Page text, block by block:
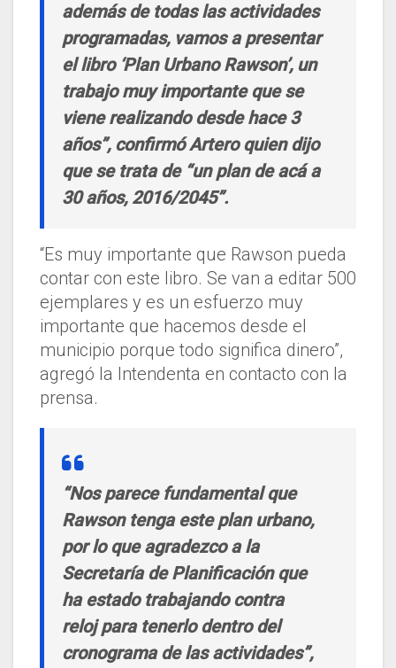
además de todas las actividades
programadas, vamos a presentar
el libro ‘Plan Urbano Rawson’, un
trabajo muy importante que se
viene realizando desde hace 3
años”, confirmó Artero quien dijo
que se trata de “un plan de acá a
30 años, 2016/2045”.
“Es muy importante que Rawson pueda
contar con este libro. Se van a editar 500
ejemplares y es un esfuerzo muy
importante que hacemos desde el
municipio porque todo significa dinero”,
agregó la Intendenta en contacto con la
prensa.
“Nos parece fundamental que
Rawson tenga este plan urbano,
por lo que agradezco a la
Secretaría de Planificación que
ha estado trabajando contra
reloj para tenerlo dentro del
cronograma de las actividades”,